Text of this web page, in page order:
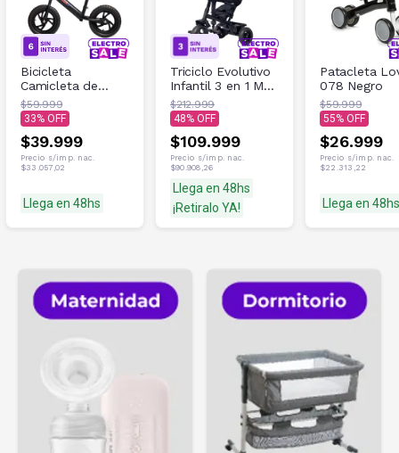
Bicicleta
Camicleta de
equilibrio Mecano
077 Negro
$59.999
33
$39.999
Precio s/imp. nac.
$33.057,02
Llega en 48hs
Triciclo Evolutivo
Infantil 3 en 1 MU
Color Negro 1-5
Años
$212.999
48
$109.999
Precio s/imp. nac.
$90.908,26
Llega en 48hs
¡Retiralo YA!
Patacleta
078 Negro
$59.999
55
$26.999
Precio s/imp. nac.
$22.313,22
Llega en 48hs